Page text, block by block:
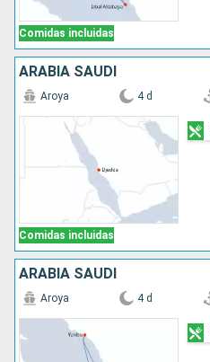
Comidas incluidas
ARABIA SAUDÍ
Comidas incluidas
Aroya 4 d
ARABIA SAUDÍ
Aroya 4 d